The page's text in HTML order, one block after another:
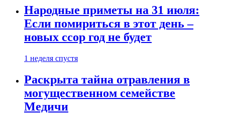
Народные приметы на 31 июля:
Если помириться в этот день –
новых ссор год не будет
1 неделя спустя
Раскрыта тайна отравления в
могущественном семействе
Медичи